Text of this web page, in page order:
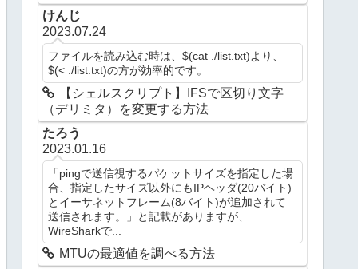
けんじ
2023.07.24
ファイルを読み込む時は、$(cat ./list.txt)より、
$(< ./list.txt)の方が効率的です。
【シェルスクリプト】IFSで区切り文字
（デリミタ）を変更する方法
たろう
2023.01.16
「pingで送信視するパケットサイズを指定した場
合、指定したサイズ以外にもIPヘッダ(20バイト)
とイーサネットフレーム(8バイト)が追加されて
送信されます。」と記載がありますが、
WireSharkで...
MTUの最適値を調べる方法